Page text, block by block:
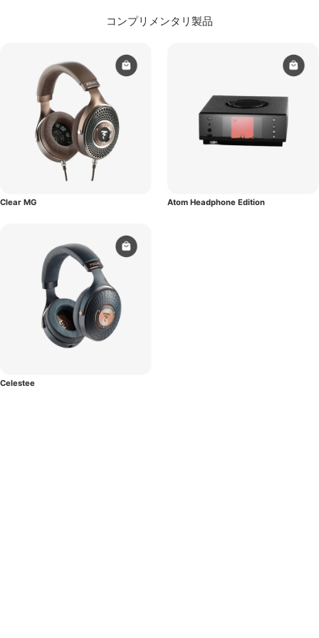
コンプリメンタリ製品
Clear MG Atom Headphone Edition
Celestee